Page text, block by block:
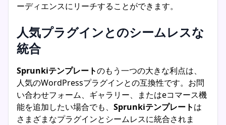
ーディエンスにリーチすることができます。
人気プラグインとのシームレスな
統合
Sprunkiテンプレートのもう一つの大きな利点は、
人気のWordPressプラグインとの互換性です。お問
い合わせフォーム、ギャラリー、またはeコマース機
能を追加したい場合でも、 Sprunkiテンプレートは
さまざまなプラグインとシームレスに統合されま